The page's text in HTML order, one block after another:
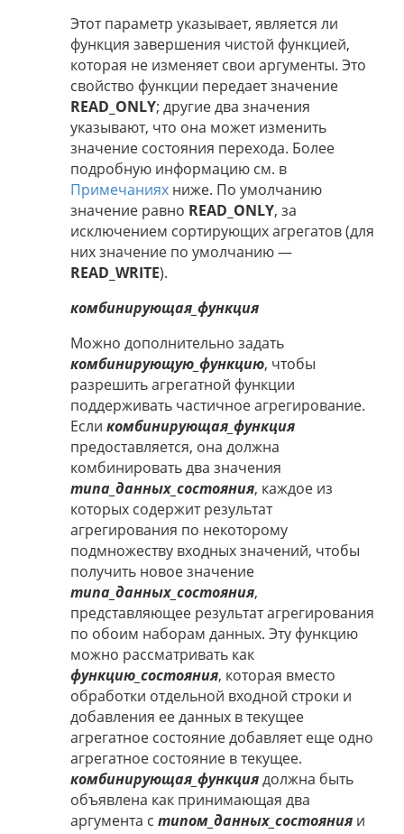
Этот параметр указывает, является ли
функция завершения чистой функцией,
которая не изменяет свои аргументы. Это
свойство функции передает значение
READ_ONLY; другие два значения
указывают, что она может изменить
значение состояния перехода. Более
подробную информацию см. в
Примечаниях ниже. По умолчанию
значение равно READ_ONLY, за
исключением сортирующих агрегатов (для
них значение по умолчанию —
READ_WRITE).
комбинирующая_функция
Можно дополнительно задать
комбинирующую_функцию, чтобы
разрешить агрегатной функции
поддерживать частичное агрегирование.
Если комбинирующая_функция
предоставляется, она должна
комбинировать два значения
типа_данных_состояния, каждое из
которых содержит результат
агрегирования по некоторому
подмножеству входных значений, чтобы
получить новое значение
типа_данных_состояния,
представляющее результат агрегирования
по обоим наборам данных. Эту функцию
можно рассматривать как
функцию_состояния, которая вместо
обработки отдельной входной строки и
добавления ее данных в текущее
агрегатное состояние добавляет еще одно
агрегатное состояние в текущее.
комбинирующая_функциядолжна быть
объявлена как принимающая два
аргумента с типом_данных_состояния и